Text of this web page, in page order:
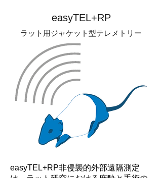
easyTEL+RP
ラット用ジャケット型テレメトリー
easyTEL+RP非侵襲的外部遠隔測定